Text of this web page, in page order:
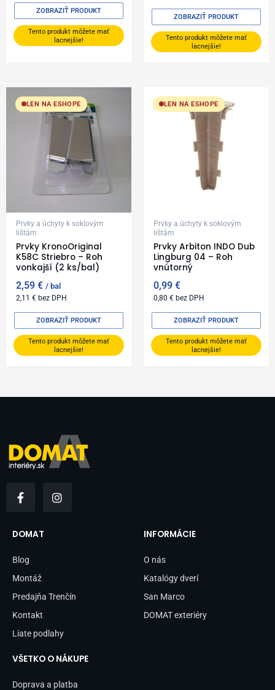
Tento produkt môžete mať
lacnejšie!
ZOBRAZIŤ PRODUKT
Tento produkt môžete mať
lacnejšie!
ZOBRAZIŤ PRODUKT
LEN NA ESHOPE
Prvky a úchyty k soklovým
lištám
Prvky KronoOriginal
K58C Striebro – Roh
vonkajší (2 ks/bal)
2,59€ bal
2,11€ bez DPH
Tento produkt môžete mať
lacnejšie!
ZOBRAZIŤ PRODUKT
LEN NA ESHOPE
Prvky a úchyty k soklovým
lištám
Prvky Arbiton INDO Dub
Lingburg 04 – Roh
vnútorný
0,99€
0,80€ bez DPH
Tento produkt môžete mať
lacnejšie!
ZOBRAZIŤ PRODUKT
a
b
o
k
-
n
DOMAT
Blog
Montáž
Predajňa Trenčín
Kontakt
Liate podlahy
INFORMÁCIE
O nás
Katalógy dverí
San Marco
DOMAT exteriéry
VŠETKO O NÁKUPE
Doprava a platba